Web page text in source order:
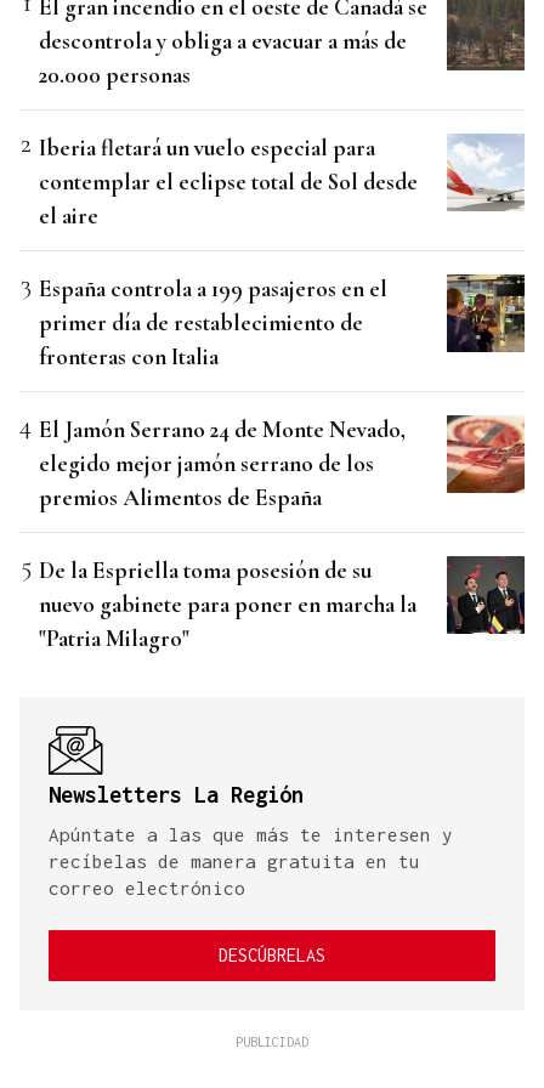
El gran incendio en el oeste de Canadá se
descontrola y obliga a evacuar a más de
20.000 personas
Iberia fletará un vuelo especial para
contemplar el eclipse total de Sol desde
el aire
España controla a 199 pasajeros en el
primer día de restablecimiento de
fronteras con Italia
El Jamón Serrano 24 de Monte Nevado,
elegido mejor jamón serrano de los
premios Alimentos de España
De la Espriella toma posesión de su
nuevo gabinete para poner en marcha la
"Patria Milagro"
Newsletters La Región
Apúntate a las que más te interesen y
recíbelas de manera gratuita en tu
correo electrónico
DESCÚBRELAS